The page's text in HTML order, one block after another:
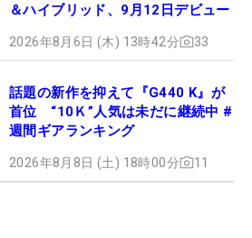
＆ハイブリッド、9月12日デビュー
2026年8月6日 (木) 13時42分 33
話題の新作を抑えて『G440 K』が
首位 “10Ｋ”人気は未だに継続中 #
週間ギアランキング
2026年8月8日 (土) 18時00分 11